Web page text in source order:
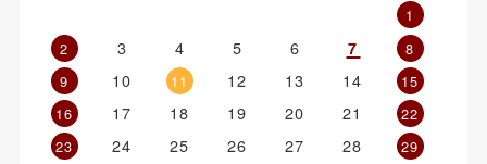
1
2
3 4 5 6 7
8
9
10 11 12 13 14
15
16
17 18 19 20 21
22
23
24 25 26 27 28
29